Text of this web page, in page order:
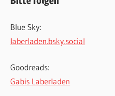
Blue Sky:
laberladen.bsky.social
Goodreads:
Gabis Laberladen